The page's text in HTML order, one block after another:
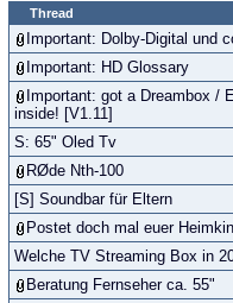
Thread
Important: Dolby-Digital und
Important: HD Glossary
Important: got a Dreambox /
inside! [V1.11]
S: 65" Oled Tv
RØde Nth-100
[S] Soundbar für Eltern
Postet doch mal euer
Welche TV Streaming Box in
Beratung Fernseher ca. 55"